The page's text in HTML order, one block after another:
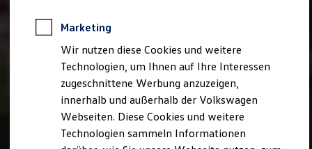
Elektromobilität
Elektroautos
Elektrofahrzeugkonzepte
ID. EVERY1
Reichweite
Reichweite der ID. Modelle
Reichweite im Winter
Rekuperation
Laden
Laden unterwegs
Marketing
Wir nutzen diese Cookies und weitere
Technologien, um Ihnen auf Ihre Interessen
zugeschnittene Werbung anzuzeigen,
innerhalb und außerhalb der Volkswagen
Webseiten. Diese Cookies und weitere
Technologien sammeln Informationen